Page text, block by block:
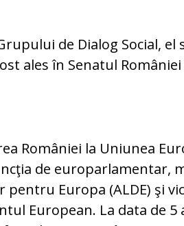
de Dialog Social,
ales în Senatul
României la Uniunea
de europarlamentar,
pentru Europa (ALDE) şi
European. La data de